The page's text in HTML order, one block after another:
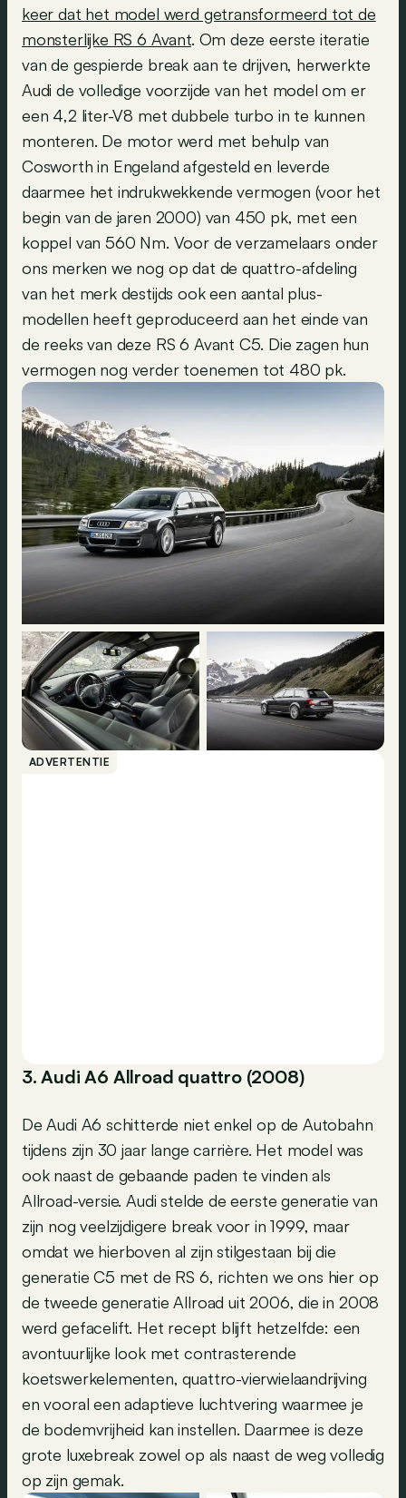
keer dat het model werd getransformeerd tot de
monsterlijke RS 6 Avant. Om deze eerste iteratie
van de gespierde break aan te drijven, herwerkte
Audi de volledige voorzijde van het model om er
een 4,2 liter-V8 met dubbele turbo in te kunnen
monteren. De motor werd met behulp van
Cosworth in Engeland afgesteld en leverde
daarmee het indrukwekkende vermogen (voor het
begin van de jaren 2000) van 450 pk, met een
koppel van 560 Nm. Voor de verzamelaars onder
ons merken we nog op dat de quattro-afdeling
van het merk destijds ook een aantal plus-
modellen heeft geproduceerd aan het einde van
de reeks van deze RS 6 Avant C5. Die zagen hun
vermogen nog verder toenemen tot 480 pk.
ADVERTENTIE
3. Audi A6 Allroad quattro (2008)
De Audi A6 schitterde niet enkel op de Autobahn
tijdens zijn 30 jaar lange carrière. Het model was
ook naast de gebaande paden te vinden als
Allroad-versie. Audi stelde de eerste generatie van
zijn nog veelzijdigere break voor in 1999, maar
omdat we hierboven al zijn stilgestaan bij die
generatie C5 met de RS 6, richten we ons hier op
de tweede generatie Allroad uit 2006, die in 2008
werd gefacelift. Het recept blijft hetzelfde: een
avontuurlijke look met contrasterende
koetswerkelementen, quattro-vierwielaandrijving
en vooral een adaptieve luchtvering waarmee je
de bodemvrijheid kan instellen. Daarmee is deze
grote luxebreak zowel op als naast de weg volledig
op zijn gemak.